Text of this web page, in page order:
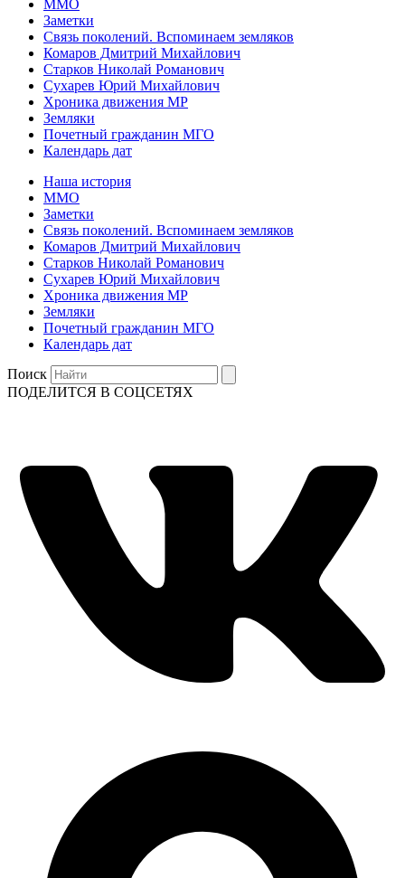
ММО
Заметки
Связь поколений. Вспоминаем земляков
Комаров Дмитрий Михайлович
Старков Николай Романович
Сухарев Юрий Михайлович
Хроника движения МР
Земляки
Почетный гражданин МГО
Календарь дат
Наша история
ММО
Заметки
Связь поколений. Вспоминаем земляков
Комаров Дмитрий Михайлович
Старков Николай Романович
Сухарев Юрий Михайлович
Хроника движения МР
Земляки
Почетный гражданин МГО
Календарь дат
Поиск
ПОДЕЛИТСЯ В СОЦСЕТЯХ